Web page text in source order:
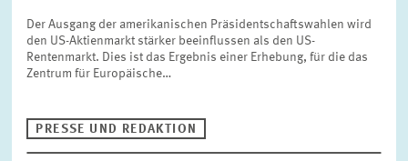
EXPERTENLISTE
Der Ausgang der amerikanischen Präsidentschaftswahlen wird
den US-Aktienmarkt stärker beeinflussen als den US-
Rentenmarkt. Dies ist das Ergebnis einer Erhebung, für die das
Zentrum für Europäische…
PRESSE UND REDAKTION